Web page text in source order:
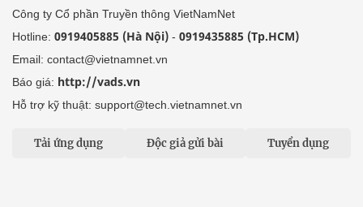
Công ty Cổ phần Truyền thông VietNamNet
Hotline: 0919405885 (Hà Nội) - 0919435885 (Tp.HCM)
Email: contact@vietnamnet.vn
Báo giá: http://vads.vn
Hỗ trợ kỹ thuật: support@tech.vietnamnet.vn
Tải ứng dụng Độc giả gửi bài Tuyển dụng